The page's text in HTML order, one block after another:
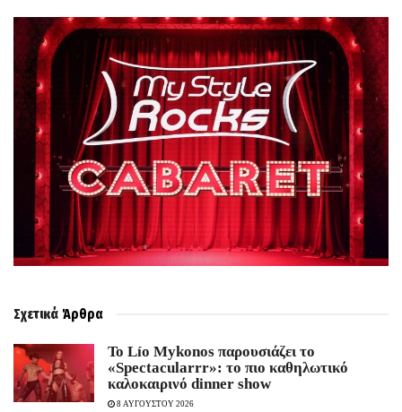
Σχετικά Άρθρα
Το Lío Mykonos παρουσιάζει το
«Spectacularrr»: το πιο καθηλωτικό
καλοκαιρινό dinner show
8 ΑΥΓΟΥΣΤΟΥ 2026